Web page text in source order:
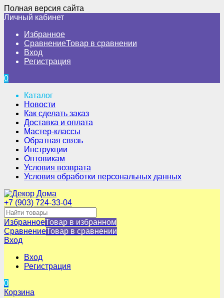
Полная версия сайта
Личный кабинет
Избранное
СравнениеТовар в сравнении
Вход
Регистрация
0
Каталог
Новости
Как сделать заказ
Доставка и оплата
Мастер-классы
Обратная связь
Инструкции
Оптовикам
Условия возврата
Условия обработки персональных данных
+7 (903) 724-33-04
ИзбранноеТовар в избранном
СравнениеТовар в сравнении
Вход
Вход
Регистрация
0
Корзина